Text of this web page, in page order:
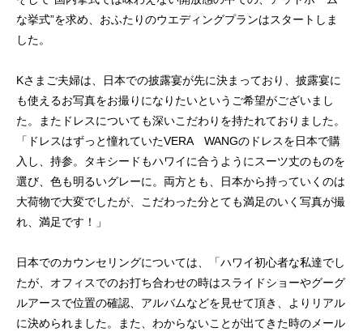
な挙式”を求め、おふたりのウエディングプランはスタートしま
した。
Kさまご夫婦は、日本での披露宴が先に決まっており、披露宴に
も使えるお写真をお撮りになりたいというご希望がございまし
た。またドレスについても深いこだわりを持たれておりました。
「ドレスはずっと憧れていたVERA WANGのドレスを日本で購
入し、持参。タキシードもハワイに合うようにスーツ丈のものを
選び、色も明るいグレーに。両方とも、日本から持っていくのは
大荷物で大変でしたが、こだわった分とても満足のいく写真が撮
れ、満足です！」
日本でのカウンセリングについては、「ハワイ初心者な私達でし
たが、オフィスでのお打ち合わせの時はスライドショーやグーグ
ルアースで位置の確認、アルバムなどを見せて頂き、よりリアル
に決められました。また、わからないことが出てきた時のメール